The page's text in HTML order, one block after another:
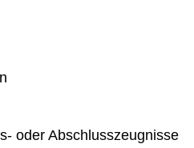
oder Abschlusszeugnisse